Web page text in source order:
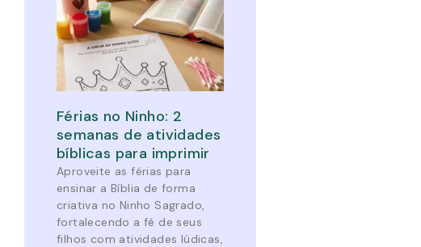
Férias no Ninho: 2
semanas de atividades
bíblicas para imprimir
Aproveite as férias para
ensinar a Bíblia de forma
criativa no Ninho Sagrado,
fortalecendo a fé de seus
filhos com atividades lúdicas,